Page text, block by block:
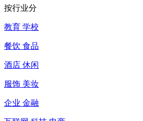
按行业分
教育 学校
餐饮 食品
酒店 休闲
服饰 美妆
企业 金融